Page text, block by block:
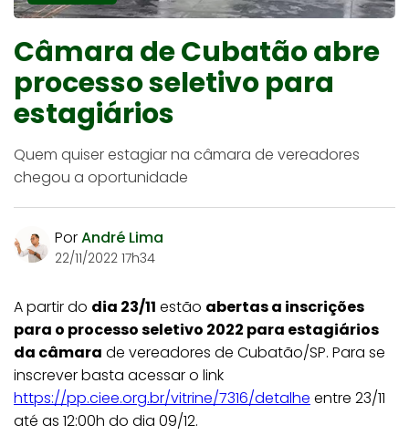
Câmara de Cubatão abre
processo seletivo para
estagiários
Quem quiser estagiar na câmara de vereadores
chegou a oportunidade
PorAndré Lima
22/11/2022 17h34
A partir do dia 23/11 estão abertas a inscrições
para o processo seletivo 2022 para estagiários
da câmara de vereadores de Cubatão/SP. Para se
inscrever basta acessar o link
https://pp.ciee.org.br/vitrine/7316/detalhe entre 23/11
até as 12:00h do dia 09/12.